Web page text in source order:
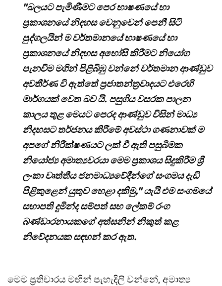
"බලයට පැමිණීමට පෙර භාෂණයේ හා
ප්‍රකාශනයේ නිදහස වෙනුවෙන් පෙනී සිටි
පුද්ගලයින් ම වර්තමානයේ භාෂණයේ හා
ප්‍රකාශනයේ නිදහස අහෝසි කිරීමට නියෝග
පැනවීම මගින් පිළිබිඹු වන්නේ වර්තමාන ආණ්ඩුව
අවතීර්ණ වි ඇත්තේ ප්‍රජාතන්ත්‍රවාදයට එරෙහි
මාර්ගයක් වෙත බව යි. පසුගිය වසරක පාලන
කාලය තුළ මෙයට පෙරද ආණ්ඩුව විසින් මාධ්‍ය
නිදහසට තර්ජනය කිරීමේ අවස්ථා ගණනාවක් ම
අපගේ නිරීක්ෂණයට ලක් වී ඇති පසුබිමක
නියෝජ්‍ය අමාත්‍යවරයා මෙම ප්‍රකාශය සිදුකිරීම ශ්‍රී
ලංකා වෘත්තීය ජනමාධ්‍යවේදීන්ගේ සංගමය දැඩි
පිළිකුළෙන් යුතුව හෙළා දකිමු," යැයි එම සංගමයේ
සභාපති දුමින්ද සම්පත්​​​​ සහ ලේකම් රංග
බණ්ඩාරනායකගේ අත්සනින් නිකුත් කළ
නිවේදනයක සඳහන් කර ඇත.
මෙම ප්‍රතිචාරය මඟින් පැහැදිලි වන්නේ, අමාත්‍ය